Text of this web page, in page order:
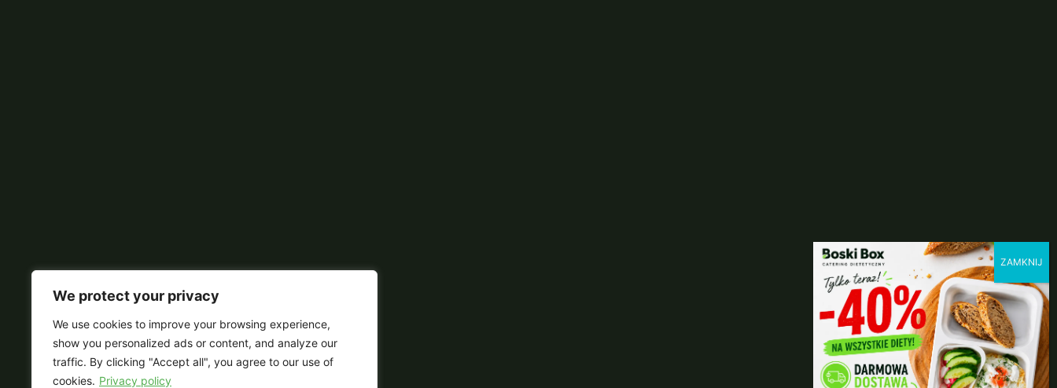
We protect your privacy
We use cookies to improve your browsing experience,
show you personalized ads or content, and analyze our
traffic. By clicking "Accept all", you agree to our use of
cookies. Privacy policy